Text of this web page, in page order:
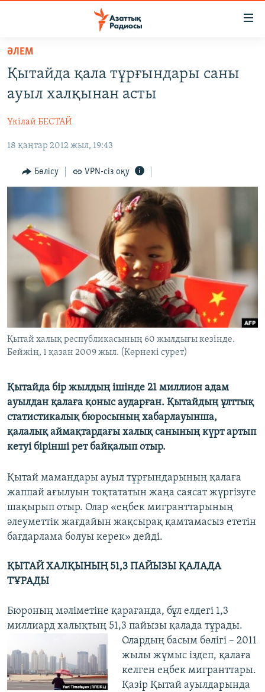
Skip
main
content
Skip
to
Navigation
САЯСАТ
AZATTYQTV
ҚАҢТАР ОҚИҒАСЫ
АДАМ ҚҰҚЫҚТАРЫ
ӘЛЕУМЕТ
ӘЛЕМ
АРНАЙЫ ЖОБАЛАР
Русский
ЖАЗЫЛЫҢЫЗ
Басқа тілдерде
ӘЛЕМ
Қытайда қала тұрғындары саны
ауыл халқынан асты
Үкілай БЕСТАЙ
18 қаңтар 2012 жыл, 19:43
Бөлісу VPN-сіз оқу
Қытай халық республикасының 60 жылдығы кезінде.
Бейжің, 1 қазан 2009 жыл. (Көрнекі сурет)
Қытайда бір жылдың ішінде 21 миллион адам
ауылдан қалаға қоныс аударған. Қытайдың ұлттық
статистикалық бюросының хабарлауынша,
қалалық аймақтардағы халық санының күрт артып
кетуі бірінші рет байқалып отыр.
Қытай мамандары ауыл тұрғындарының қалаға
жаппай ағылуын тоқтататын жаңа саясат жүргізуге
шақырып отыр. Олар «еңбек мигранттарының
әлеуметтік жағдайын жақсырақ қамтамасыз ететін
бағдарлама болуы керек» дейді.
ҚЫТАЙ ХАЛҚЫНЫҢ 51,3 ПАЙЫЗЫ ҚАЛАДА
ТҰРАДЫ
Бюроның мәліметіне қарағанда, бұл елдегі 1,3
миллиард халықтың 51,3 пайызы қалада тұрады.
Олардың басым бөлігі – 2011
жылы жұмыс іздеп, қалаға
келген еңбек мигранттары.
Қазір Қытай ауылдарында